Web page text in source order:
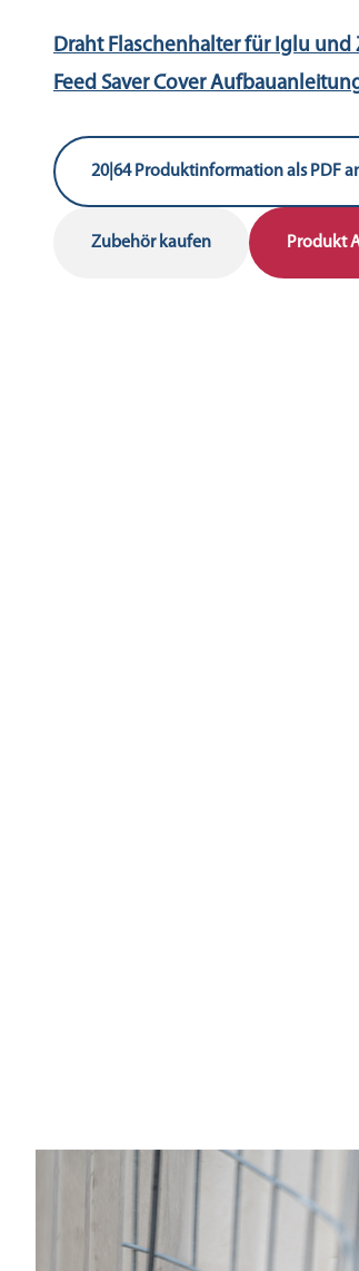
Draht Flaschenhalter für Iglu
Feed Saver Cover
20|64 Produktinformation als PDF
Zubehör kaufen Produkt